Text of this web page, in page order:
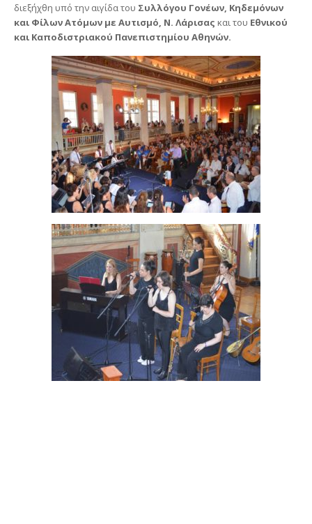
διεξήχθη υπό την αιγίδα του Συλλόγου Γονέων, Κηδεμόνων
και Φίλων Ατόμων με Αυτισμό, Ν. Λάρισας και του Εθνικού
και Καποδιστριακού Πανεπιστημίου Αθηνών.